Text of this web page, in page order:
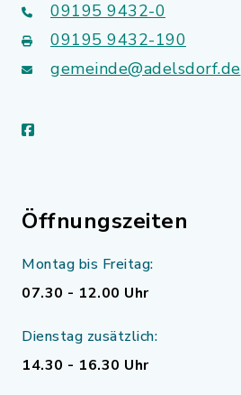
09195 9432-0
09195 9432-190
gemeinde@adelsdorf.de
facebook
Öffnungszeiten
Montag bis Freitag:
07.30 - 12.00 Uhr
Dienstag zusätzlich:
14.30 - 16.30 Uhr